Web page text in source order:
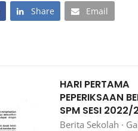
Share Email
HARI PERTAMA
PEPERIKSAAN
SPM SESI 2022/
Berita Sekolah ·